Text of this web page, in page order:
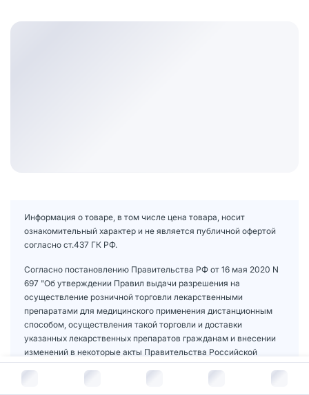
В корзину за руб.
Информация о товаре, в том числе цена товара, носит
ознакомительный характер и не является публичной офертой
согласно ст.437 ГК РФ.
Согласно постановлению Правительства РФ от 16 мая 2020 N
697 "Об утверждении Правил выдачи разрешения на
осуществление розничной торговли лекарственными
препаратами для медицинского применения дистанционным
способом, осуществления такой торговли и доставки
указанных лекарственных препаратов гражданам и внесении
изменений в некоторые акты Правительства Российской
Федерации по вопросу розничной торговли лекарственными